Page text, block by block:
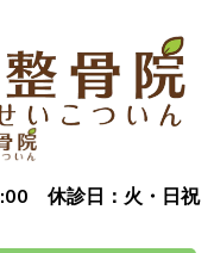
痛・坐骨神
寺整骨院
制の自費治療専門の整
休診日：火・日祝